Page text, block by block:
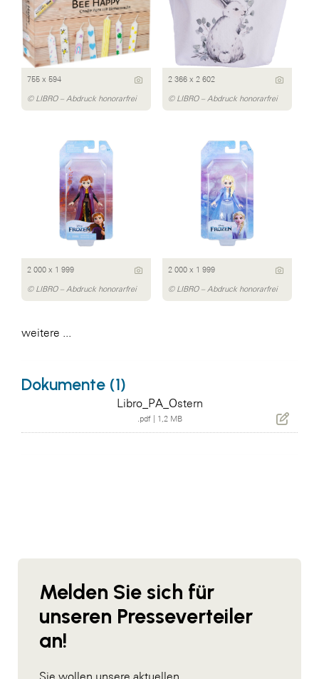
755 x 594
© LIBRO – Abdruck honorarfrei
2 366 x 2 602
© LIBRO – Abdruck honorarfrei
2 000 x 1 999
© LIBRO – Abdruck honorarfrei
2 000 x 1 999
© LIBRO – Abdruck honorarfrei
weitere ...
Dokumente (1)
Libro_PA_Ostern
.pdf| 1,2 MB
Melden Sie sich für
unseren Presseverteiler
an!